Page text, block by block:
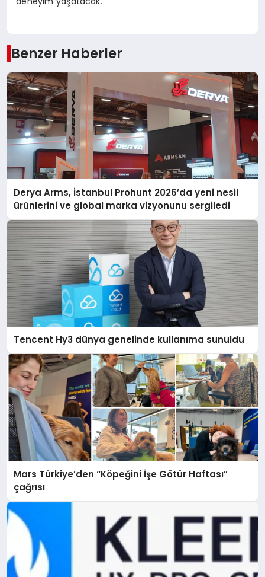
Benzer Haberler
Derya Arms, İstanbul Prohunt 2026’da yeni nesil
ürünlerini ve global marka vizyonunu sergiledi
Tencent Hy3 dünya genelinde kullanıma sunuldu
Mars Türkiye’den “Köpeğini İşe Götür Haftası”
çağrısı